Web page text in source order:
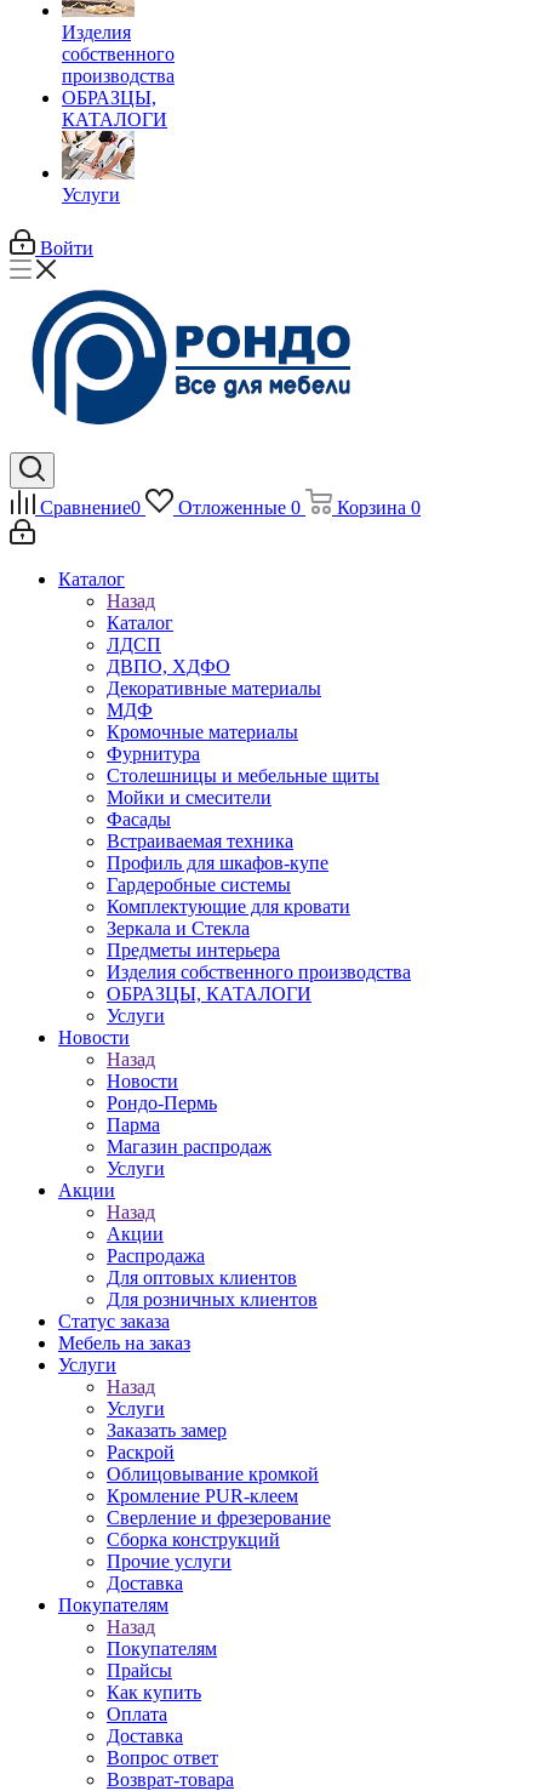
Изделия
собственного
производства
ОБРАЗЦЫ,
КАТАЛОГИ
Услуги
Войти
Сравнение0 Отложенные 0 Корзина 0
Каталог
Назад
Каталог
ЛДСП
ДВПО, ХДФО
Декоративные материалы
МДФ
Кромочные материалы
Фурнитура
Столешницы и мебельные щиты
Мойки и смесители
Фасады
Встраиваемая техника
Профиль для шкафов-купе
Гардеробные системы
Комплектующие для кровати
Зеркала и Стекла
Предметы интерьера
Изделия собственного производства
ОБРАЗЦЫ, КАТАЛОГИ
Услуги
Новости
Назад
Новости
Рондо-Пермь
Парма
Магазин распродаж
Услуги
Акции
Назад
Акции
Распродажа
Для оптовых клиентов
Для розничных клиентов
Статус заказа
Мебель на заказ
Услуги
Назад
Услуги
Заказать замер
Раскрой
Облицовывание кромкой
Кромление PUR-клеем
Сверление и фрезерование
Сборка конструкций
Прочие услуги
Доставка
Покупателям
Назад
Покупателям
Прайсы
Как купить
Оплата
Доставка
Вопрос ответ
Возврат-товара